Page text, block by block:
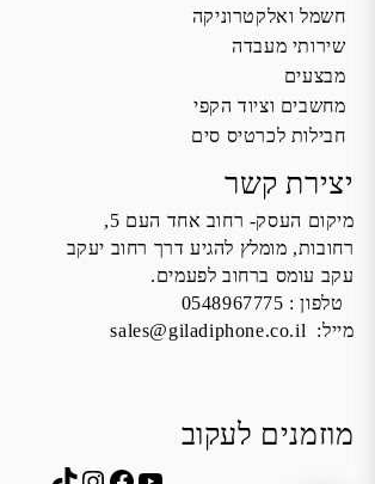
חשמל ואלקטרוניקה
שירותי מעבדה
מבצעים
מחשבים וציוד הקפי
חבילות לכרטיס סים
יצירת קשר
מיקום העסק- רחוב אחד העם 5,
רחובות, מומלץ להגיע דרך רחוב יעקב
עקב עומס ברחוב לפעמים.
טלפון : 0548967775
מייל: sales@giladiphone.co.il
מוזמנים לעקוב